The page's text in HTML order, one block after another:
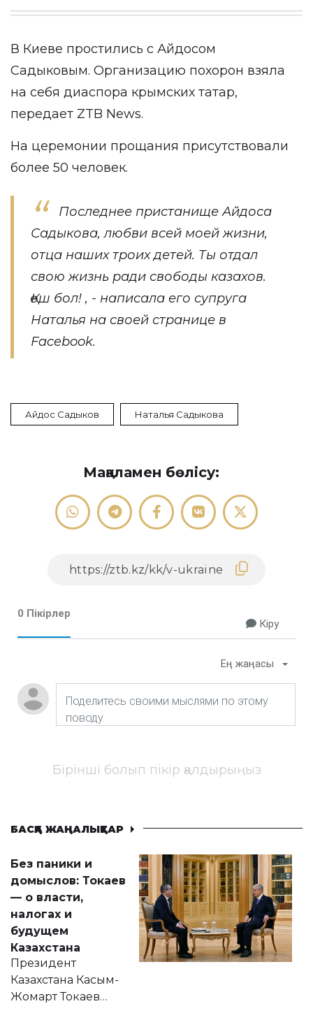
В Киеве простились с Айдосом
Садыковым. Организацию похорон взяла
на себя диаспора крымских татар,
передает ZTB News.
На церемонии прощания присутствовали
более 50 человек.
Последнее пристанище Айдоса
Садыкова, любви всей моей жизни,
отца наших троих детей. Ты отдал
свою жизнь ради свободы казахов.
Қөш бол! , - написала его супруга
Наталья на своей странице в
Facebook.
Айдос Садыков Наталья Садыкова
Мақаламен бөлісу:
0 Пікірлер
Кіру
Ең жаңасы
Бірінші болып пікір қалдырыңыз
БАСҚА ЖАҢАЛЫҚТАР
Без паники и
домыслов: Токаев
— о власти,
налогах и
будущем
Казахстана
Президент
Казахстана Касым-
Жомарт Токаев